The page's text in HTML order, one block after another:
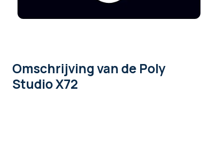
Omschrijvingvan de Poly
Studio X72